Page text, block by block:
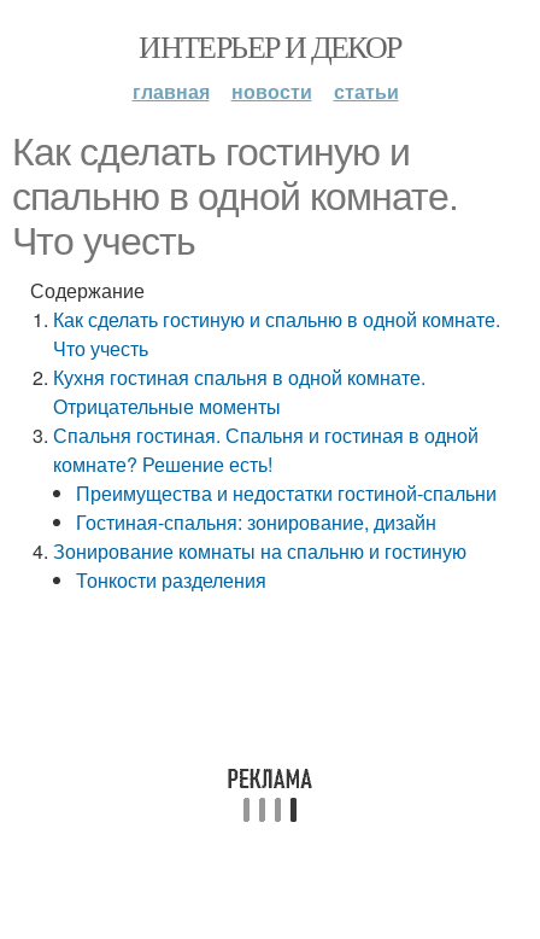
ИНТЕРЬЕР И ДЕКОР
главная новости статьи
Как сделать гостиную и
спальню в одной комнате.
Что учесть
Содержание
Как сделать гостиную и спальню в одной комнате.
Что учесть
Кухня гостиная спальня в одной комнате.
Отрицательные моменты
Спальня гостиная. Спальня и гостиная в одной
комнате? Решение есть!
Преимущества и недостатки гостиной-спальни
Гостиная-спальня: зонирование, дизайн
Зонирование комнаты на спальню и гостиную
Тонкости разделения